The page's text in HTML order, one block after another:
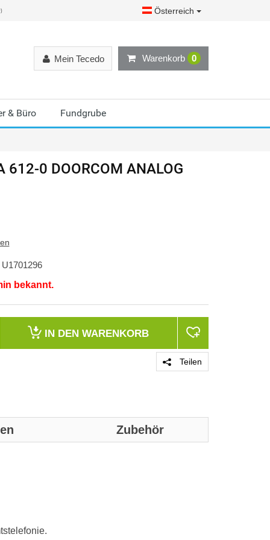
Österreich
Warenkorb 0
Mein Tecedo
& Büro Fundgrube
612-0 DOORCOM ANALOG
U1701296
bekannt.
IN DEN WARENKORB
Teilen
Zubehör